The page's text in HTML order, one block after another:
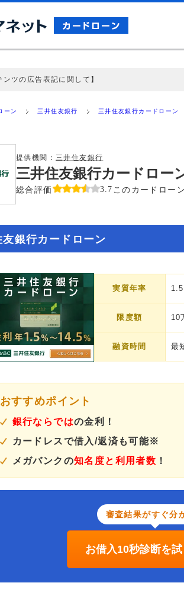
ンツの広告表記に関して】
に基づき、公平性を担保した情報提供を行ってい
ーン 三井住友銀行 三井住友銀行カードローン
提供機関： 三井住友銀行
三井住友銀行カードロー
総合評価 3.7 このカードロー
友銀行カードローン
実質年率
限度額 10
融資時間 最
おすすめポイント
銀行ならではの金利！
カードレスで借入/返済も可能※
メガバンクの知名度と利用者数 ！
審査結果がすぐ分
お借入10秒診断を